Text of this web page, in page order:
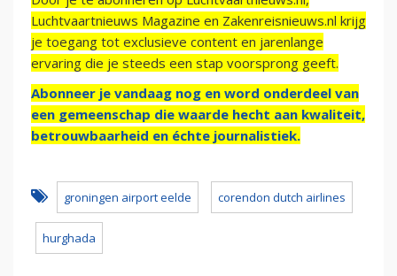
Luchtvaartnieuws Magazine en Zakenreisnieuws.nl krijg
je toegang tot exclusieve content en jarenlange
ervaring die je steeds een stap voorsprong geeft.
Abonneer je vandaag nog en word onderdeel van
een gemeenschap die waarde hecht aan kwaliteit,
betrouwbaarheid en échte journalistiek.
groningen airport eelde corendon dutch airlines
hurghada